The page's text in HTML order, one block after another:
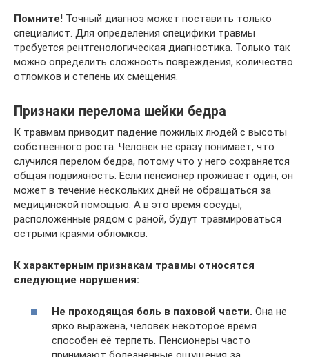
Помните! Точный диагноз может поставить только
специалист. Для определения специфики травмы
требуется рентгенологическая диагностика. Только так
можно определить сложность повреждения, количество
отломков и степень их смещения.
Признаки перелома шейки бедра
К травмам приводит падение пожилых людей с высоты
собственного роста. Человек не сразу понимает, что
случился перелом бедра, потому что у него сохраняется
общая подвижность. Если пенсионер проживает один, он
может в течение нескольких дней не обращаться за
медицинской помощью. А в это время сосуды,
расположенные рядом с раной, будут травмироваться
острыми краями обломков.
К характерным признакам травмы относятся
следующие нарушения:
Не проходящая боль в паховой части. Она не
ярко выражена, человек некоторое время
способен её терпеть. Пенсионеры часто